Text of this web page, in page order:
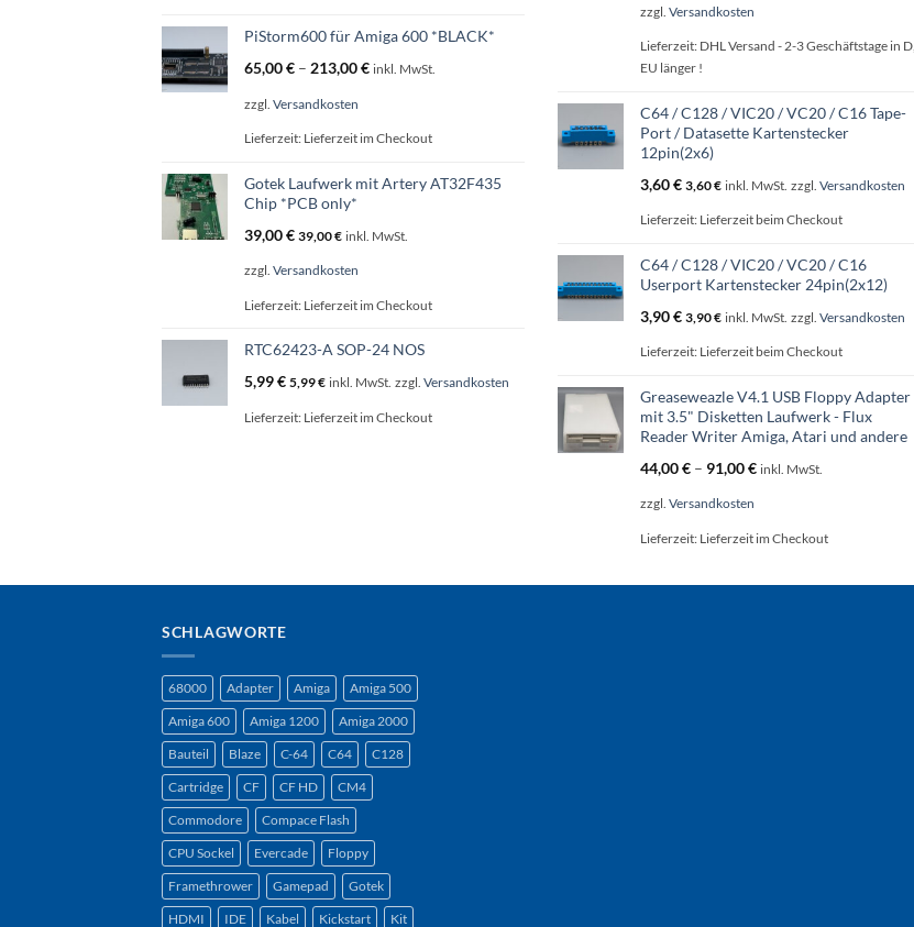
PiStorm600 für Amiga 600 *BLACK*
65,00€ – 213,00€ inkl. MwSt.
zzgl. Versandkosten
Lieferzeit: Lieferzeit im Checkout
Gotek Laufwerk mit Artery AT32F435
Chip *PCB only*
39,00€ 39,00€ inkl. MwSt.
zzgl. Versandkosten
Lieferzeit: Lieferzeit im Checkout
RTC62423-A SOP-24 NOS
5,99€ 5,99€ inkl. MwSt. zzgl. Versandkosten
Lieferzeit: Lieferzeit im Checkout
zzgl. Versandkosten
Lieferzeit: DHL Versand - 2-3 Geschäftstage in D,
EU länger !
C64 / C128 / VIC20 / VC20 / C16 Tape-
Port / Datasette Kartenstecker
12pin(2x6)
3,60€ 3,60€ inkl. MwSt. zzgl. Versandkosten
Lieferzeit: Lieferzeit beim Checkout
C64 / C128 / VIC20 / VC20 / C16
Userport Kartenstecker 24pin(2x12)
3,90€ 3,90€ inkl. MwSt. zzgl. Versandkosten
Lieferzeit: Lieferzeit beim Checkout
Greaseweazle V4.1 USB Floppy Adapter
mit 3.5" Disketten Laufwerk - Flux
Reader Writer Amiga, Atari und andere
44,00€ – 91,00€ inkl. MwSt.
zzgl. Versandkosten
Lieferzeit: Lieferzeit im Checkout
SCHLAGWORTE
68000 Adapter Amiga Amiga 500
Amiga 600 Amiga 1200 Amiga 2000
Bauteil Blaze C-64 C64 C128
Cartridge CF CF HD CM4
Commodore Compace Flash
CPU Sockel Evercade Floppy
Framethrower Gamepad Gotek
HDMI IDE Kabel Kickstart Kit